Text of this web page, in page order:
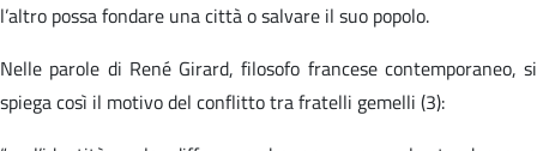
l’altro possa fondare una città o salvare il suo popolo.
Nelle parole di René Girard, filosofo francese contemporaneo, si
spiega così il motivo del conflitto tra fratelli gemelli (3):